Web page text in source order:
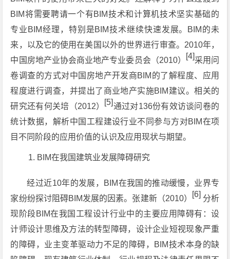
BIM将需要聘请一个有BIM技术和计算机技术坚实基础的
专业BIM经理，特别是BIM技术继续快速发展。BIM的未
来，以及它的使用在美国以外的世界进行审查。2010年，
中国房地产业协会商业地产专业委员会（2010）
[4]采用问
卷调查的方式对中国房地产开发商BIM的了解程度、应用
程度进行调查，并提出了商业地产实施BIM建议。相关的
研究还有何关培（2012） [5]通过对136份有效访谈问卷的
统计数据，解析中国工程建设行业不同参与方对BIM在项
目不同阶段的应用价值的认识及应用现状与期望。
BIM在我国建筑业发展障碍研究
经过近10年的发展，BIM在我国的推动缓慢，业界专
家纷纷探讨阻碍BIM发展的因素。张建新（2010）
[6]分析
现阶段BIM在我国工程设计行业中的主要应用障碍有：设
计师设计思维及方法的转型障碍，设计企业短视现象严重
的障碍，业主变革驱动力不足的障碍，BIM技术本身的缺